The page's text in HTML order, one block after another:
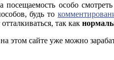
особо
будь то
так как
этом сайте уже можно